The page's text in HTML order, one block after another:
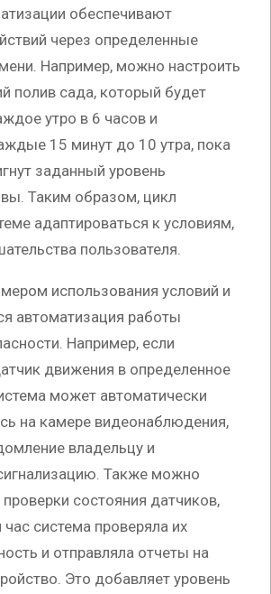
обеспечивают
через определенные
Например, можно настроить
полив сада, который будет
утро в 6 часов и
15 минут до 10 утра, пока
заданный уровень
Таким образом, цикл
адаптироваться к условиям,
пользователя.
использования условий и
автоматизация работы
Например, если
движения в определенное
может автоматически
на камере видеонаблюдения,
владельцу и
Также можно
состояния датчиков,
система проверяла их
и отправляла отчеты на
Это добавляет уровень